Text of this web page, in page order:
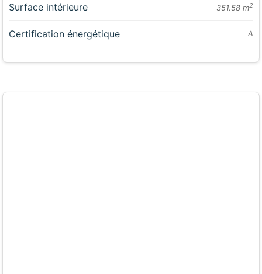
Surface intérieure 351.58 m2
Certification énergétique A